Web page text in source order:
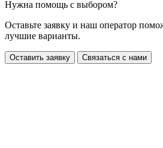
Нужна помощь с выбором?
Оставьте заявку и наш оператор
лучшие варианты.
Оставить заявку Связаться с нами